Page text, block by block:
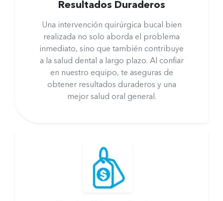
Resultados Duraderos
Una intervención quirúrgica bucal bien
realizada no solo aborda el problema
inmediato, sino que también contribuye
a la salud dental a largo plazo. Al confiar
en nuestro equipo, te aseguras de
obtener resultados duraderos y una
mejor salud oral general.